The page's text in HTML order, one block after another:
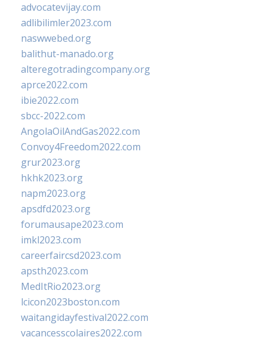
advocatevijay.com
adlibilimler2023.com
naswwebed.org
balithut-manado.org
alteregotradingcompany.org
aprce2022.com
ibie2022.com
sbcc-2022.com
AngolaOilAndGas2022.com
Convoy4Freedom2022.com
grur2023.org
hkhk2023.org
napm2023.org
apsdfd2023.org
forumausape2023.com
imkl2023.com
careerfaircsd2023.com
apsth2023.com
MedItRio2023.org
lcicon2023boston.com
waitangidayfestival2022.com
vacancesscolaires2022.com